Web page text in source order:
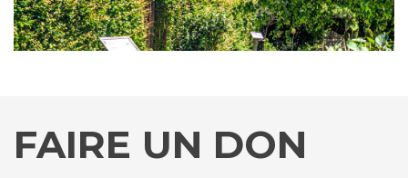
FAIRE UN DON